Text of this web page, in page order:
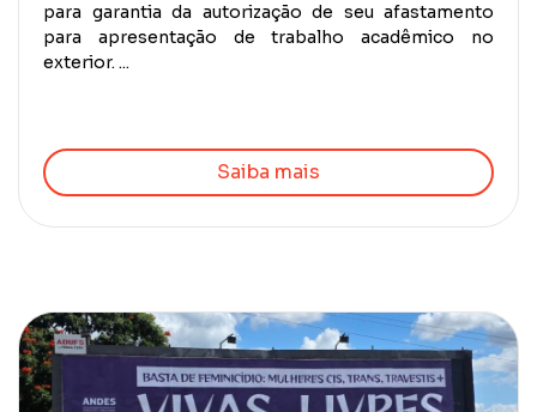
para garantia da autorização de seu afastamento
para apresentação de trabalho acadêmico no
exterior. ...
Saiba mais